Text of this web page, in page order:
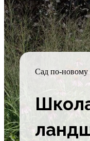
Сад по-новому